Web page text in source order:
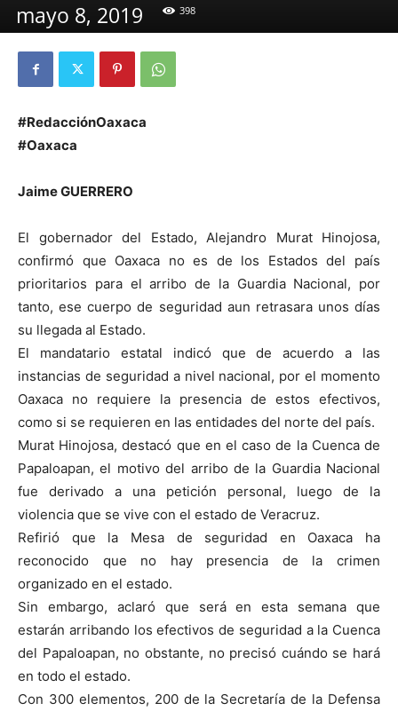
mayo 8, 2019 398
#RedacciónOaxaca
#Oaxaca
Jaime GUERRERO
El gobernador del Estado, Alejandro Murat Hinojosa,
confirmó que Oaxaca no es de los Estados del país
prioritarios para el arribo de la Guardia Nacional, por
tanto, ese cuerpo de seguridad aun retrasara unos días
su llegada al Estado.
El mandatario estatal indicó que de acuerdo a las
instancias de seguridad a nivel nacional, por el momento
Oaxaca no requiere la presencia de estos efectivos,
como si se requieren en las entidades del norte del país.
Murat Hinojosa, destacó que en el caso de la Cuenca de
Papaloapan, el motivo del arribo de la Guardia Nacional
fue derivado a una petición personal, luego de la
violencia que se vive con el estado de Veracruz.
Refirió que la Mesa de seguridad en Oaxaca ha
reconocido que no hay presencia de la crimen
organizado en el estado.
Sin embargo, aclaró que será en esta semana que
estarán arribando los efectivos de seguridad a la Cuenca
del Papaloapan, no obstante, no precisó cuándo se hará
en todo el estado.
Con 300 elementos, 200 de la Secretaría de la Defensa